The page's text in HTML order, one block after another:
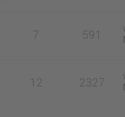
7 591
12 2327